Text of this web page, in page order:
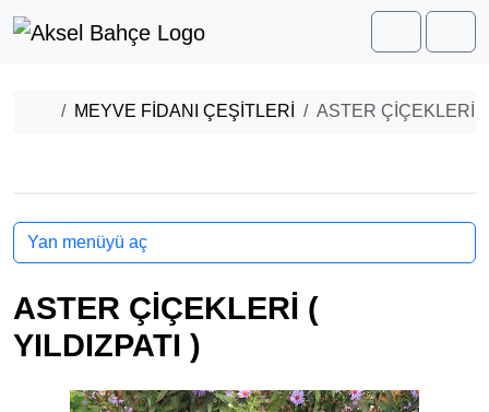
Cart
Home
MEYVE FİDANI ÇEŞİTLERİ ASTER ÇİÇEKLERİ (
ASTER ÇİÇEKLERİ (
YILDIZPATI )
Yan menüyü aç